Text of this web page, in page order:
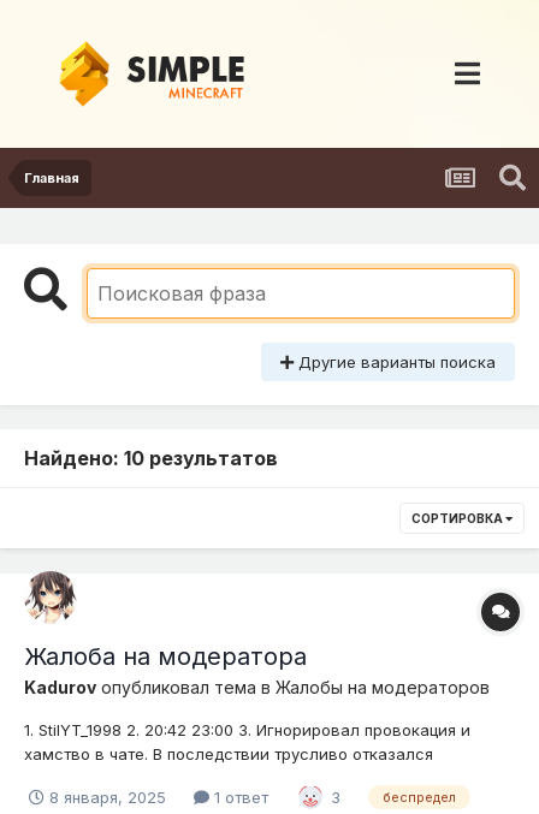
Главная
Другие варианты поиска
Найдено: 10 результатов
СОРТИРОВКА
Жалоба на модератора
Kadurov опубликовал тема в Жалобы на модераторов
1. StilYT_1998 2. 20:42 23:00 3. Игнорировал провокация и
хамство в чате. В последствии трусливо отказался
либо причины стал провоцировать меня в чате пока я
8 января, 2025 1 ответ 3 беспредел